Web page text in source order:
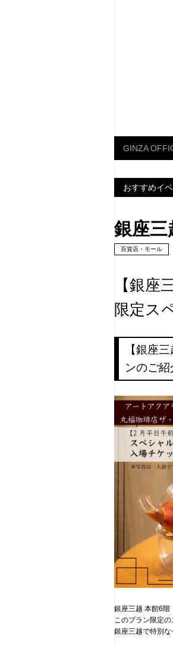
GINZA
おすすめイ
銀座三
百貨店・モール
【銀
限定ス
【銀座
ンのご紹
銀座三越 本館6階
このプラン限定
銀座三越で特別な